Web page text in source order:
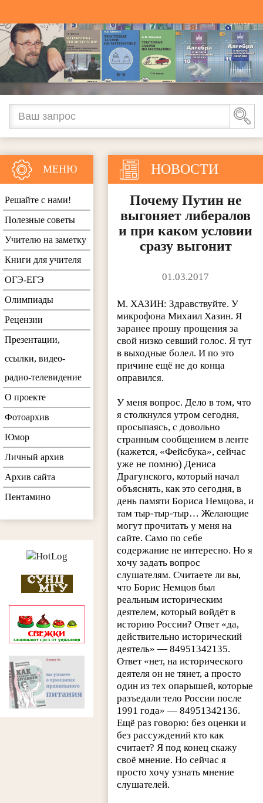
НОВОСТИ
Почему Путин не
выгоняет либералов
и при каком условии
сразу выгонит
01.03.2017
М. ХАЗИН: Здравствуйте. У
микрофона Михаил Хазин. Я
заранее прошу прощения за
свой низко севший голос. Я тут
в выходные болел. И по это
причине ещё не до конца
оправился.
У меня вопрос. Дело в том, что
я столкнулся утром сегодня,
просыпаясь, с довольно
странным сообщением в ленте
(кажется, «Фейсбука», сейчас
уже не помню) Дениса
Драгунского, который начал
объяснять, как это сегодня, в
день памяти Бориса Немцова, и
там тыр-тыр-тыр… Желающие
могут прочитать у меня на
сайте. Само по себе
содержание не интересно. Но я
хочу задать вопрос
слушателям. Считаете ли вы,
что Борис Немцов был
реальным историческим
деятелем, который войдёт в
историю России? Ответ «да,
действительно исторический
деятель» — 84951342135.
Ответ «нет, на исторического
деятеля он не тянет, а просто
один из тех опарышей, которые
разъедали тело России после
1991 года» — 84951342136.
Ещё раз говорю: без оценки и
без рассуждений кто как
считает? Я под конец скажу
своё мнение. Но сейчас я
просто хочу узнать мнение
слушателей.
МЕНЮ
Решайте с нами!
Полезные советы
Учителю на заметку
Книги для учителя
ОГЭ-ЕГЭ
Олимпиады
Рецензии
Презентации,
ссылки, видео-
радио-телевидение
О проекте
Фотоархив
Юмор
Личный архив
Архив сайта
Пентамино